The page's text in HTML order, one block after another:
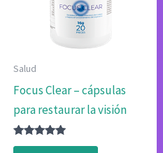
Salud
Focus Clear – cápsulas
para restaurar la visión
Valorado